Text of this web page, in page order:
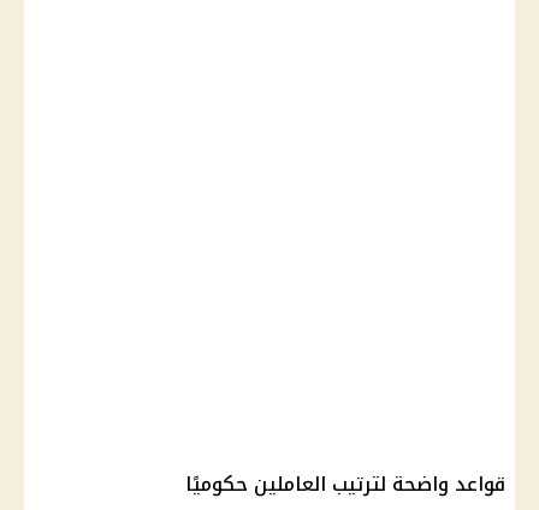
قواعد واضحة لترتيب العاملين حكوميًا